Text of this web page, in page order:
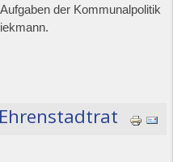
der Kommunalpolitik